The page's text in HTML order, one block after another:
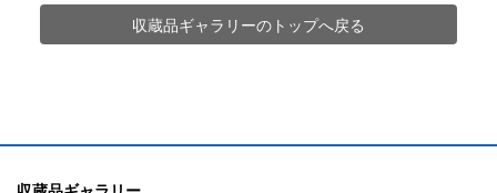
収蔵品ギャラリーのトップへ戻る